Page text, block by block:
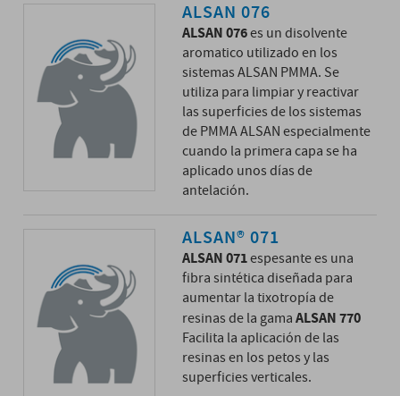
ALSAN 076
ALSAN 076es un disolvente
aromatico utilizado en los
sistemas ALSAN PMMA. Se
utiliza para limpiar y reactivar
las superficies de los sistemas
de PMMA ALSAN especialmente
cuando la primera capa se ha
aplicado unos días de
antelación.
ALSAN® 071
ALSAN 071espesante es una
fibra sintética diseñada para
aumentar la tixotropía de
resinas de la gamaALSAN 770
Facilita la aplicación de las
resinas en los petos y las
superficies verticales.